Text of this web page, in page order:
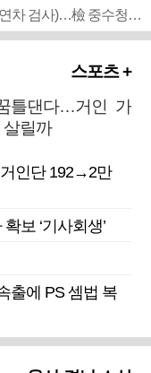
■ 검사 신분 버리고 직급하향(10년 이하 저연차 검사)…檢 중수청행 기피
스포츠 +
틀댄다…거인 가
살릴까
인단 192→2만
보 ‘기사회생’
출에 PS 셈법 복